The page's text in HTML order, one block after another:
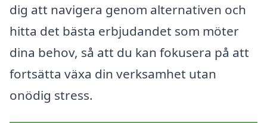
dig att navigera genom alternativen och
hitta det bästa erbjudandet som möter
dina behov, så att du kan fokusera på att
fortsätta växa din verksamhet utan
onödig stress.